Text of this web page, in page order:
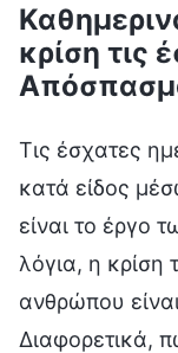
κρίση τις
Τις έσχατες
κατά είδος
είναι το έργο
λόγια, η κρίση
ανθρώπου
Διαφορετικά,